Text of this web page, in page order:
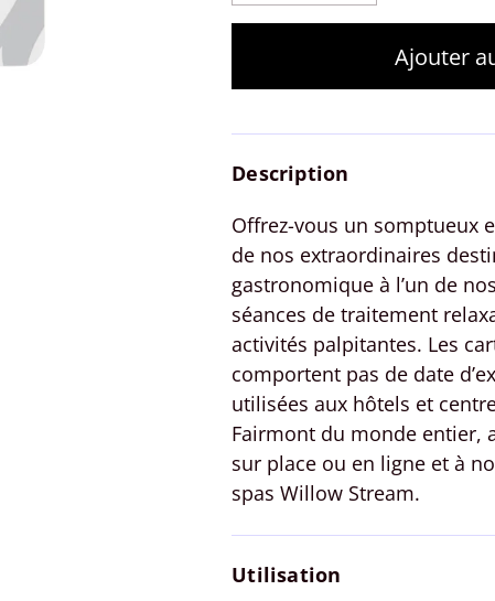
Ajouter
Description
Offrez-vous un somptueux
de nos extraordinaires
gastronomique à l’un de
séances de traitement
activités palpitantes. Les
comportent pas de date
utilisées aux hôtels et
Fairmont du monde entier,
sur place ou en ligne et à
spas Willow Stream.
Utilisation